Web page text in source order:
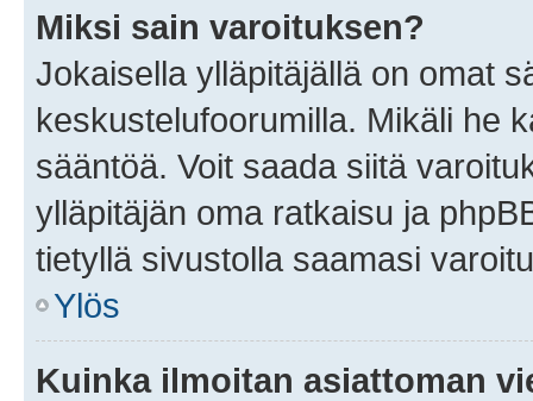
Miksi sain varoituksen?
Jokaisella ylläpitäjällä on omat
keskustelufoorumilla. Mikäli he
sääntöä. Voit saada siitä
ylläpitäjän oma ratkaisu ja
tietyllä sivustolla saamasi
Ylös
Kuinka ilmoitan asiattoman